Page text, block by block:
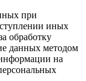
при
иных
обработку
данных методом
на